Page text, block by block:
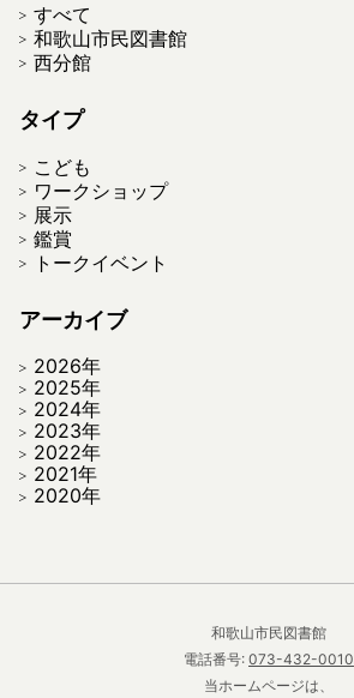
すべて
和歌山市民図書館
西分館
タイプ
こども
ワークショップ
展示
鑑賞
トークイベント
アーカイブ
2026年
2025年
2024年
2023年
2022年
2021年
2020年
和歌山市民図書館
電話番号: 073-432-0010
当ホームページは、